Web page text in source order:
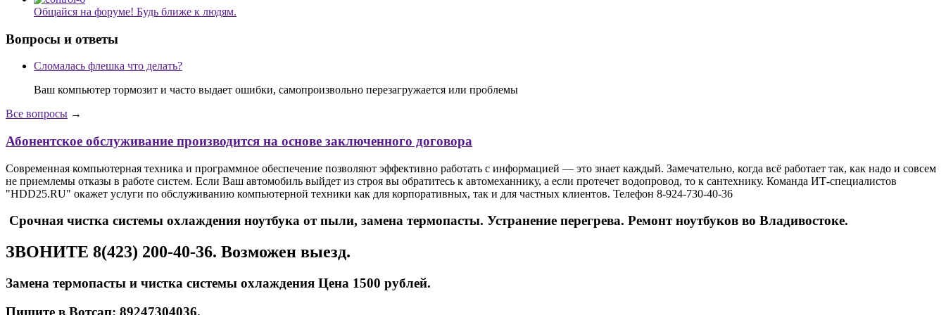
Общайся на форуме! Будь ближе к людям.
Вопросы и ответы
Сломалась флешка что делать?
Ваш компьютер тормозит и часто выдает ошибки, самопроизвольно перезагружается или проблемы
Все вопросы →
Абонентское обслуживание производится на основе заключенного договора
Современная компьютерная техника и программное обеспечение позволяют эффективно работать с информацией — это знает каждый. Замечательно, когда всё работает так, как надо и совсем
не приемлемы отказы в работе систем. Если Ваш автомобиль выйдет из строя вы обратитесь к автомеханнику, а если протечет водопровод, то к сантехнику. Команда ИТ-специалистов
"HDD25.RU" окажет услуги по обслуживанию компьютерной техники как для корпоративных, так и для частных клиентов. Телефон 8-924-730-40-36
Срочная чистка системы охлаждения ноутбука от пыли, замена термопасты. Устранение перегрева. Ремонт ноутбуков во Владивостоке.
ЗВОНИТЕ 8(423) 200-40-36. Возможен выезд.
Замена термопасты и чистка системы охлаждения Цена 1500 рублей.
Пишите в Вотсап: 89247304036.